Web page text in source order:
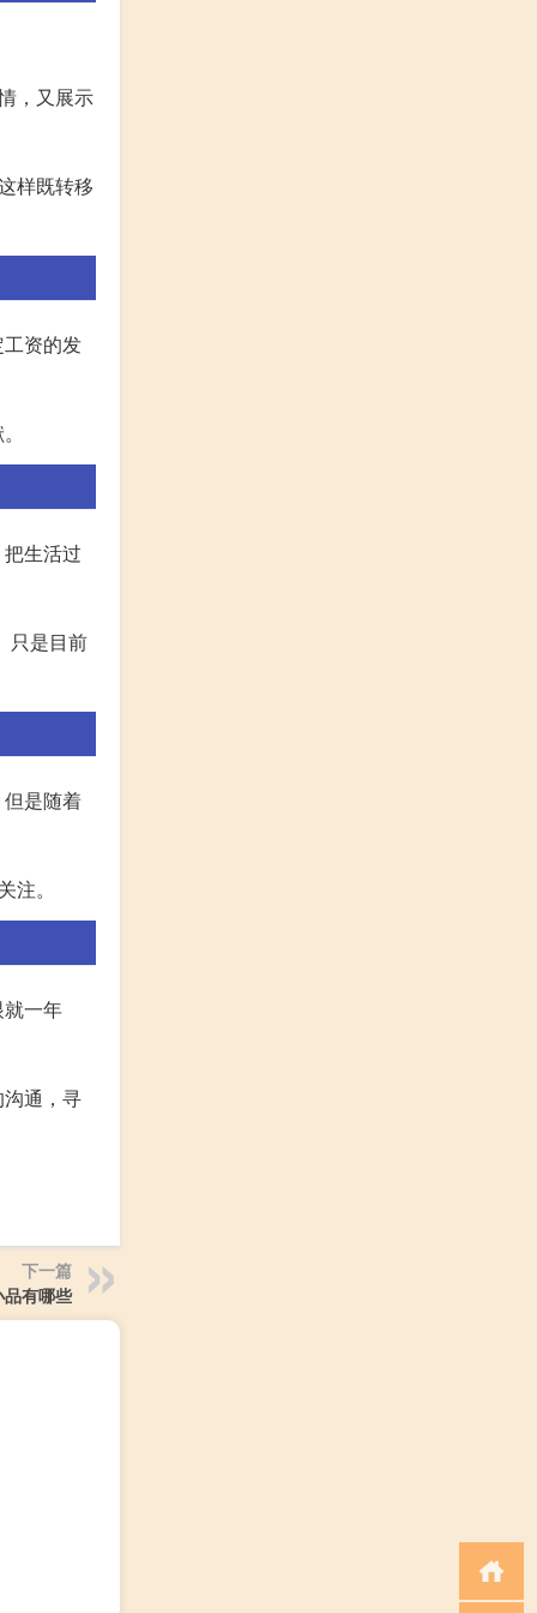
，又展示
样既转移
资的发
生活过
只是目前
是随着
。
一年
通，寻
下一篇
有哪些